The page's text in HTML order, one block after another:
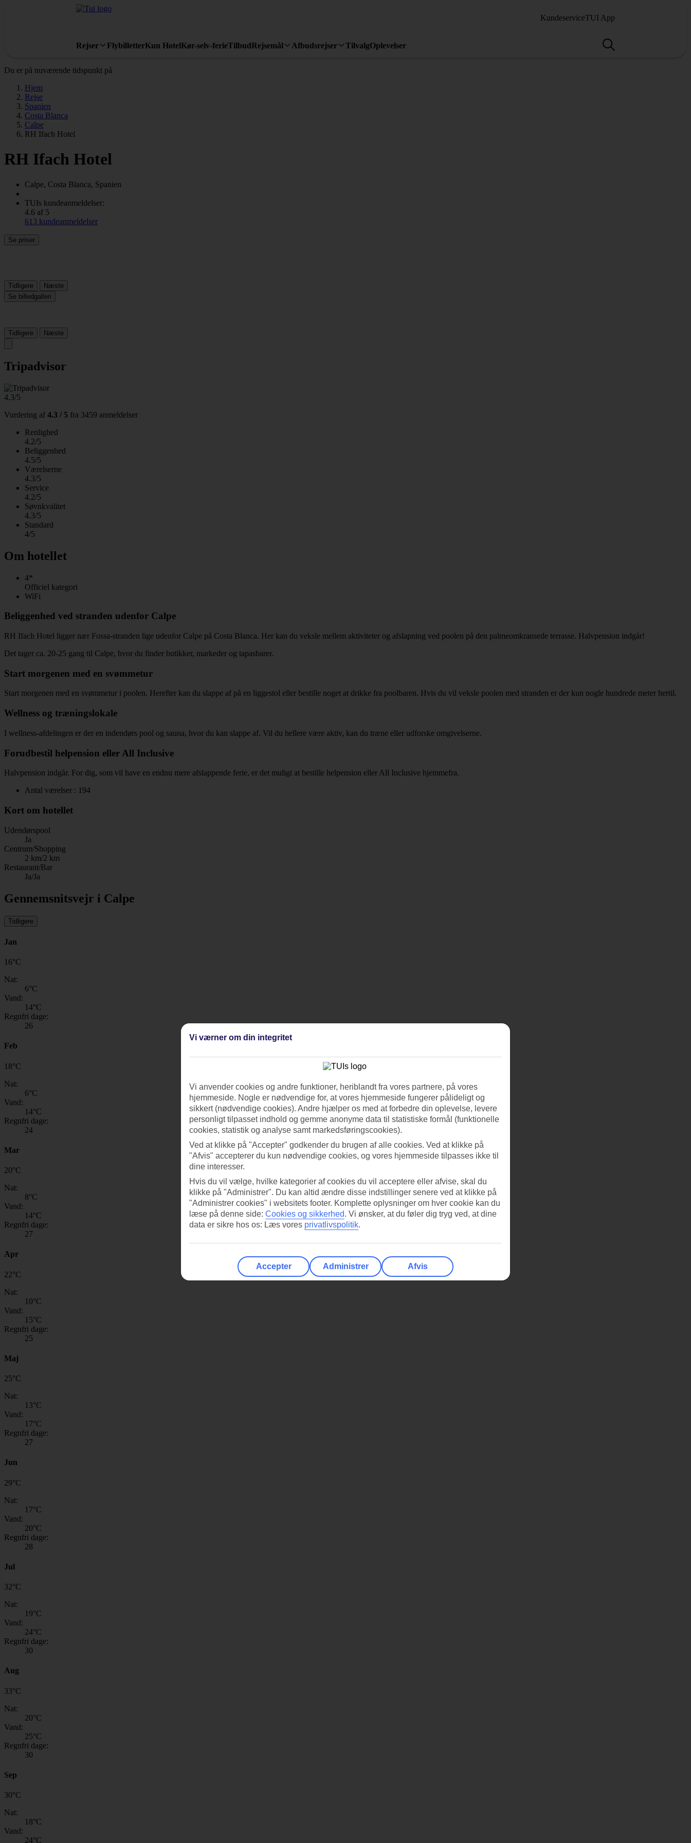
KundeserviceTUI App
Rejser FlybilletterKun HotelKør-selv-ferieTilbudRejsemål Afbudsrejser TilvalgOplevelser
Du er på nuværende tidspunkt på
Hjem
Rejse
Spanien
Costa Blanca
Calpe
RH Ifach Hotel
RH Ifach Hotel
Calpe, Costa Blanca, Spanien
TUIs kundeanmeldelser:
4.6 af 5
613 kundeanmeldelser
Se priser
Tidligere
Næste
Se billedgalleri
Tidligere Næste
Tripadvisor
4.3/5
Vurdering af 4.3 / 5 fra 3459 anmeldelser
Renlighed
4.2/5
Beliggenhed
4.5/5
Værelserne
4.3/5
Service
4.2/5
Søvnkvalitet
4.3/5
Standard
4/5
Om hotellet
4*
Officiel kategori
WiFi
Beliggenhed ved stranden udenfor Calpe
RH Ifach Hotel ligger nær Fossa-stranden lige udenfor Calpe på Costa Blanca. Her kan du veksle mellem aktiviteter og afslapning ved poolen på den palmeomkransede terrasse. Halvpension indgår!
Det tager ca. 20-25 gang til Calpe, hvor du finder butikker, markeder og tapasbarer.
Start morgenen med en svømmetur
Start morgenen med en svømmetur i poolen. Herefter kan du slappe af på en liggestol eller bestille noget at drikke fra poolbaren. Hvis du vil veksle poolen med stranden er der kun nogle hundrede meter hertil.
Wellness og træningslokale
I wellness-afdelingen er der en indendørs pool og sauna, hvor du kan slappe af. Vil du hellere være aktiv, kan du træne eller udforske omgivelserne.
Forudbestil helpension eller All Inclusive
Halvpension indgår. For dig, som vil have en endnu mere afslappende ferie, er det muligt at bestille helpension eller All Inclusive hjemmefra.
Antal værelser : 194
Kort om hotellet
Udendørspool
Ja
Centrum/Shopping
2 km/2 km
Restaurant/Bar
Ja/Ja
Gennemsnitsvejr i Calpe
Tidligere
Jan
16°C
Nat:
6°C
Vand:
14°C
Regnfri dage:
26
Feb
18°C
Nat:
6°C
Vand:
14°C
Regnfri dage:
24
Mar
20°C
Nat:
8°C
Vand:
14°C
Regnfri dage:
27
Apr
22°C
Nat:
10°C
Vand:
15°C
Regnfri dage:
25
Maj
25°C
Nat:
13°C
Vand:
17°C
Regnfri dage:
27
Jun
29°C
Nat:
17°C
Vand:
20°C
Regnfri dage:
28
Jul
32°C
Nat:
19°C
Vand:
24°C
Regnfri dage:
30
Aug
33°C
Nat:
20°C
Vand:
25°C
Regnfri dage:
30
Sep
30°C
Nat:
18°C
Vand:
24°C
Vi værner om din integritet
Vi anvender cookies og andre funktioner, heriblandt fra vores partnere, på vores
hjemmeside. Nogle er nødvendige for, at vores hjemmeside fungerer pålideligt og
sikkert (nødvendige cookies). Andre hjælper os med at forbedre din oplevelse, levere
personligt tilpasset indhold og gemme anonyme data til statistiske formål (funktionelle
cookies, statistik og analyse samt markedsføringscookies).
Ved at klikke på "Accepter" godkender du brugen af alle cookies. Ved at klikke på
"Afvis" accepterer du kun nødvendige cookies, og vores hjemmeside tilpasses ikke til
dine interesser.
Hvis du vil vælge, hvilke kategorier af cookies du vil acceptere eller afvise, skal du
klikke på "Administrer". Du kan altid ændre disse indstillinger senere ved at klikke på
"Administrer cookies" i websitets footer. Komplette oplysninger om hver cookie kan du
læse på denne side: Cookies og sikkerhed. Vi ønsker, at du føler dig tryg ved, at dine
data er sikre hos os: Læs vores privatlivspolitik.
Accepter Administrer Afvis